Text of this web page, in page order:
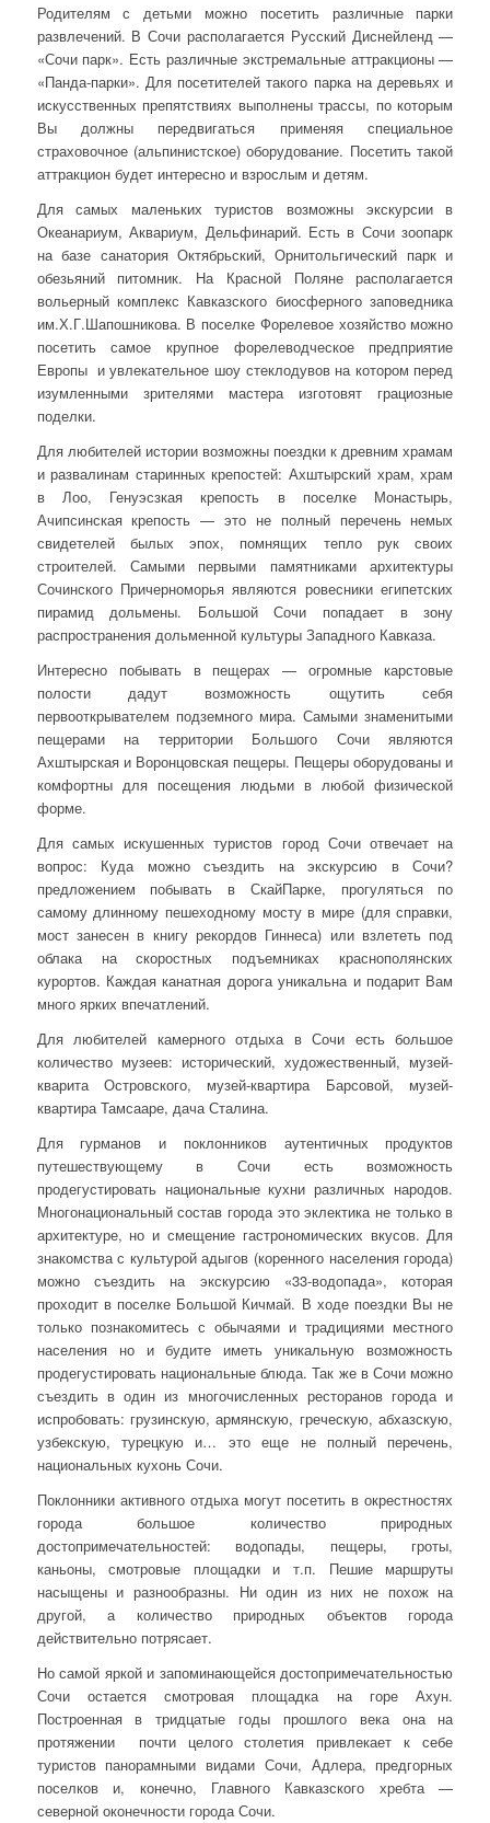
Родителям с детьми можно посетить различные парки
развлечений. В Сочи располагается Русский Диснейленд —
«Сочи парк». Есть различные экстремальные аттракционы —
«Панда-парки». Для посетителей такого парка на деревьях и
искусственных препятствиях выполнены трассы, по которым
Вы должны передвигаться применяя специальное
страховочное (альпинистское) оборудование. Посетить такой
аттракцион будет интересно и взрослым и детям.
Для самых маленьких туристов возможны экскурсии в
Океанариум, Аквариум, Дельфинарий. Есть в Сочи зоопарк
на базе санатория Октябрьский, Орнитольгический парк и
обезьяний питомник. На Красной Поляне располагается
вольерный комплекс Кавказского биосферного заповедника
им.Х.Г.Шапошникова. В поселке Форелевое хозяйство можно
посетить самое крупное форелеводческое предприятие
Европы и увлекательное шоу стеклодувов на котором перед
изумленными зрителями мастера изготовят грациозные
поделки.
Для любителей истории возможны поездки к древним храмам
и развалинам старинных крепостей: Ахштырский храм, храм
в Лоо, Генуэсзкая крепость в поселке Монастырь,
Ачипсинская крепость — это не полный перечень немых
свидетелей былых эпох, помнящих тепло рук своих
строителей. Самыми первыми памятниками архитектуры
Сочинского Причерноморья являются ровесники египетских
пирамид дольмены. Большой Сочи попадает в зону
распространения дольменной культуры Западного Кавказа.
Интересно побывать в пещерах — огромные карстовые
полости дадут возможность ощутить себя
первооткрывателем подземного мира. Самыми знаменитыми
пещерами на территории Большого Сочи являются
Ахштырская и Воронцовская пещеры. Пещеры оборудованы и
комфортны для посещения людьми в любой физической
форме.
Для самых искушенных туристов город Сочи отвечает на
вопрос: Куда можно съездить на экскурсию в Сочи?
предложением побывать в СкайПарке, прогуляться по
самому длинному пешеходному мосту в мире (для справки,
мост занесен в книгу рекордов Гиннеса) или взлететь под
облака на скоростных подъемниках краснополянских
курортов. Каждая канатная дорога уникальна и подарит Вам
много ярких впечатлений.
Для любителей камерного отдыха в Сочи есть большое
количество музеев: исторический, художественный, музей-
кварита Островского, музей-квартира Барсовой, музей-
квартира Тамсааре, дача Сталина.
Для гурманов и поклонников аутентичных продуктов
путешествующему в Сочи есть возможность
продегустировать национальные кухни различных народов.
Многонациональный состав города это эклектика не только в
архитектуре, но и смещение гастрономических вкусов. Для
знакомства с культурой адыгов (коренного населения города)
можно съездить на экскурсию «33-водопада», которая
проходит в поселке Большой Кичмай. В ходе поездки Вы не
только познакомитесь с обычаями и традициями местного
населения но и будите иметь уникальную возможность
продегустировать национальные блюда. Так же в Сочи можно
съездить в один из многочисленных ресторанов города и
испробовать: грузинскую, армянскую, греческую, абхазскую,
узбекскую, турецкую и… это еще не полный перечень,
национальных кухонь Сочи.
Поклонники активного отдыха могут посетить в окрестностях
города большое количество природных
достопримечательностей: водопады, пещеры, гроты,
каньоны, смотровые площадки и т.п. Пешие маршруты
насыщены и разнообразны. Ни один из них не похож на
другой, а количество природных объектов города
действительно потрясает.
Но самой яркой и запоминающейся достопримечательностью
Сочи остается смотровая площадка на горе Ахун.
Построенная в тридцатые годы прошлого века она на
протяжении почти целого столетия привлекает к себе
туристов панорамными видами Сочи, Адлера, предгорных
поселков и, конечно, Главного Кавказского хребта —
северной оконечности города Сочи.